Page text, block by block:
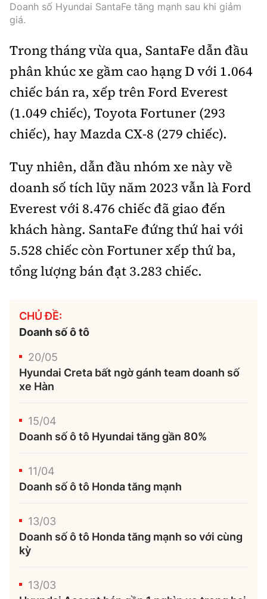
Doanh số Hyundai SantaFe tăng mạnh sau khi giảm
giá.
Trong tháng vừa qua, SantaFe dẫn đầu
phân khúc xe gầm cao hạng D với 1.064
chiếc bán ra, xếp trên Ford Everest
(1.049 chiếc), Toyota Fortuner (293
chiếc), hay Mazda CX-8 (279 chiếc).
Tuy nhiên, dẫn đầu nhóm xe này về
doanh số tích lũy năm 2023 vẫn là Ford
Everest với 8.476 chiếc đã giao đến
khách hàng. SantaFe đứng thứ hai với
5.528 chiếc còn Fortuner xếp thứ ba,
tổng lượng bán đạt 3.283 chiếc.
CHỦ ĐỀ:
Doanh số ô tô
20/05
Hyundai Creta bất ngờ gánh team doanh số
xe Hàn
15/04
Doanh số ô tô Hyundai tăng gần 80%
11/04
Doanh số ô tô Honda tăng mạnh
13/03
Doanh số ô tô Honda tăng mạnh so với cùng
kỳ
13/03